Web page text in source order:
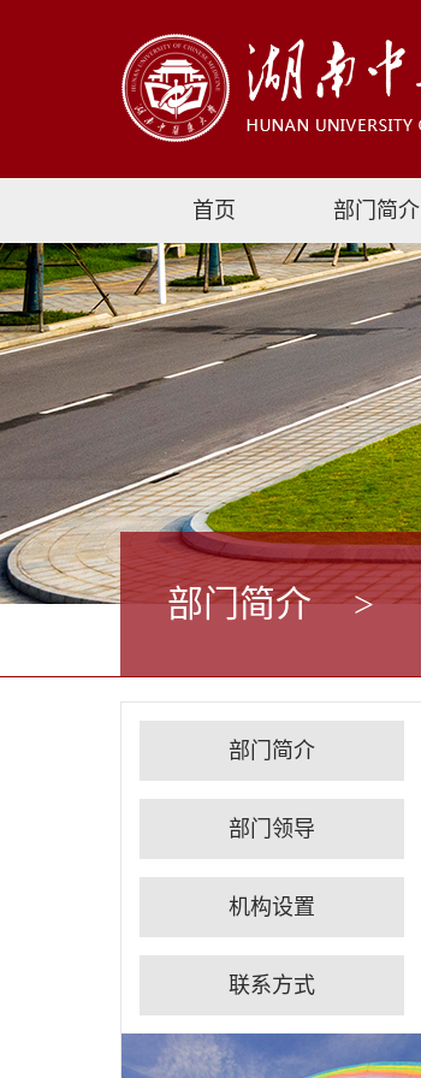
首页 部门简介
部门简介 >
部门简介
部门领导
机构设置
联系方式